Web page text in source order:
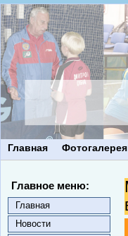
Главная Фотогалерея
Главное меню:
Главная
Новости